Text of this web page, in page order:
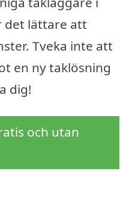
det lättare att
Tveka inte att
en ny taklösning
dig!
och utan